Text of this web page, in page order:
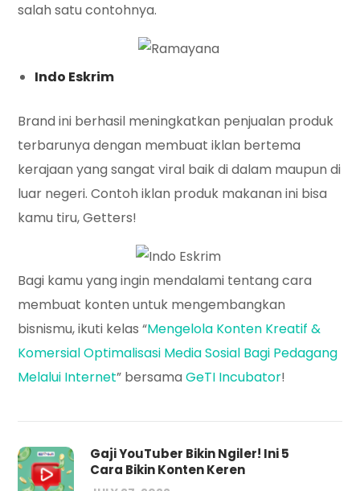
salah satu contohnya.
Indo Eskrim
Brand ini berhasil meningkatkan penjualan produk
terbarunya dengan membuat iklan bertema
kerajaan yang sangat viral baik di dalam maupun di
luar negeri. Contoh iklan produk makanan ini bisa
kamu tiru, Getters!
Bagi kamu yang ingin mendalami tentang cara
membuat konten untuk mengembangkan
bisnismu, ikuti kelas “Mengelola Konten Kreatif &
Komersial Optimalisasi Media Sosial Bagi Pedagang
Melalui Internet” bersamaGeTI Incubator!
Gaji YouTuber Bikin Ngiler! Ini 5
Cara Bikin Konten Keren